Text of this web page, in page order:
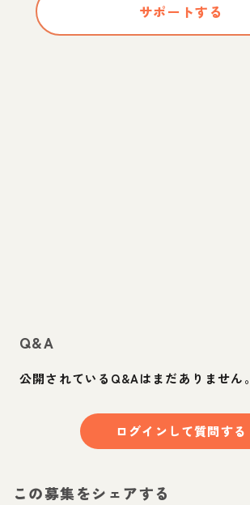
サポートする
Q&A
公開されているQ&Aはまだありません。
ログインして質問する
この募集をシェアする